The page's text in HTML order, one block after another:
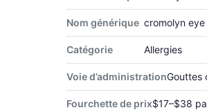
Nom générique cromolyn
Catégorie Allergies
Voie d’administrationGouttes
Fourchette de prix$17–$38